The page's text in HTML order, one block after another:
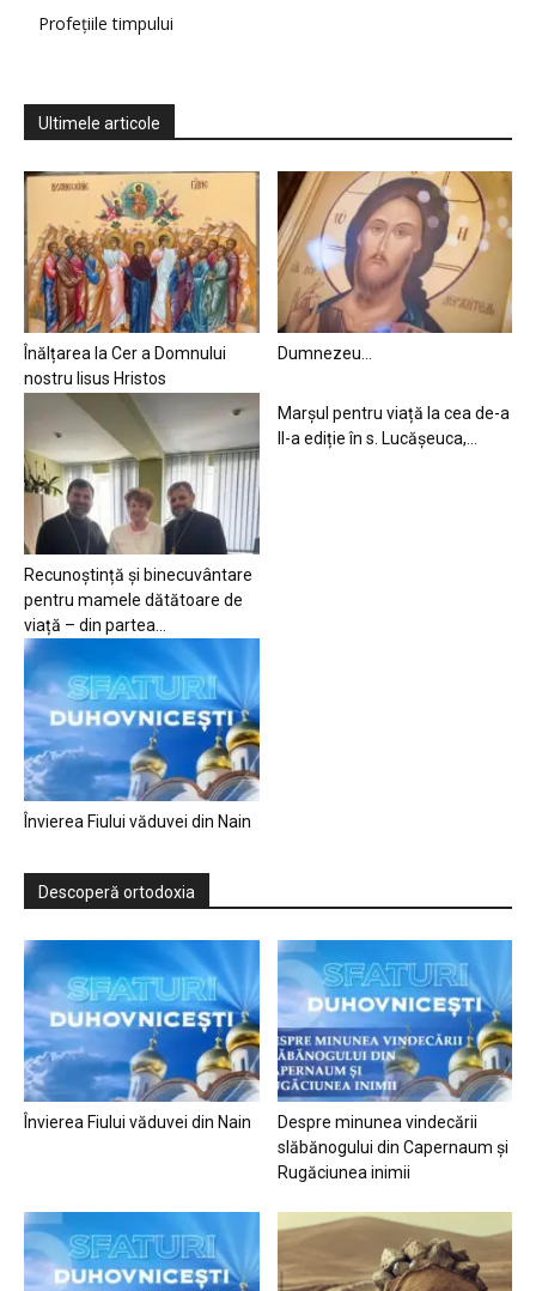
Profețiile timpului
Ultimele articole
Înălțarea la Cer a Domnului
nostru Iisus Hristos
Dumnezeu…
Recunoștință și binecuvântare
pentru mamele dătătoare de
viață – din partea...
Marșul pentru viață la cea de-a
II-a ediție în s. Lucășeuca,...
Învierea Fiului văduvei din Nain
Descoperă ortodoxia
Învierea Fiului văduvei din Nain
Despre minunea vindecării
slăbănogului din Capernaum și
Rugăciunea inimii